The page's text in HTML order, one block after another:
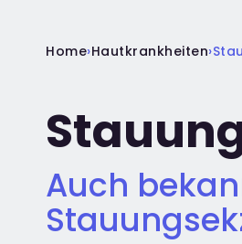
Home›Hautkrankheiten›
Auch